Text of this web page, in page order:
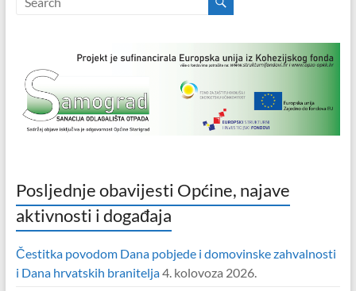
Posljednje obavijesti Općine, najave
aktivnosti i događaja
Čestitka povodom Dana pobjede i domovinske zahvalnosti
i Dana hrvatskih branitelja4. kolovoza 2026.